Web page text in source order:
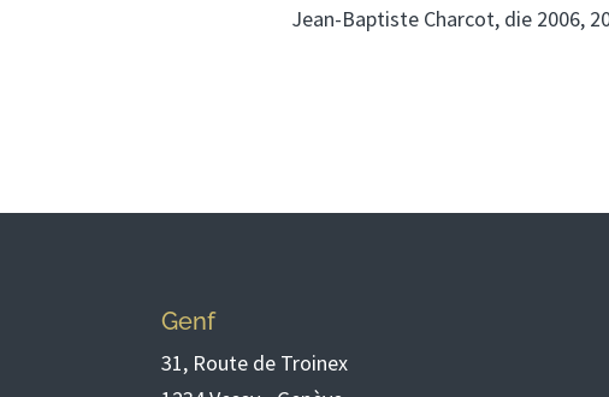
Jean-Baptiste Charcot, die 2006,
Genf
31, Route de Troinex